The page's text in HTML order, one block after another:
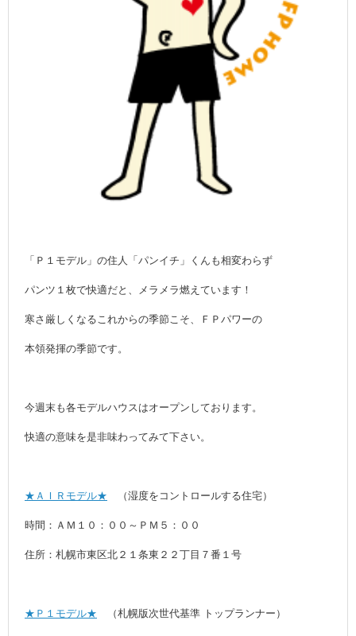
「Ｐ１モデル」の住人「パンイチ」くんも相変わらず
パンツ１枚で快適だと、メラメラ燃えています！
寒さ厳しくなるこれからの季節こそ、ＦＰパワーの
本領発揮の季節です。
今週末も各モデルハウスはオープンしております。
快適の意味を是非味わってみて下さい。
★ＡＩＲモデル★ （湿度をコントロールする住宅）
時間：ＡＭ１０：００～ＰＭ５：００
住所：札幌市東区北２１条東２２丁目７番１号
★Ｐ１モデル★ （札幌版次世代基準 トップランナー）